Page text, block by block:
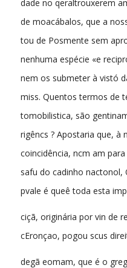
dade no qeraltrouxerem
de moacábalos, que a
tou de Posmente sem
nenhuma espécie «e
nem os submeter à vistó
miss. Quentos termos de
tomobilistica, são
rigêncs ? Apostaria que, à
coincidência, ncm am
safu do cadinho nactonol,
pvale é queê toda esta
ciçã, originária por vin de
cEronçao, pogou scus
degã eomam, que é o